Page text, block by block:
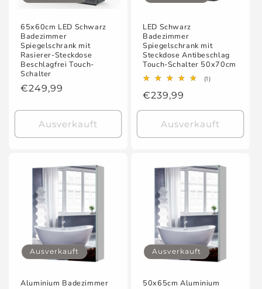
65x60cm LED Schwarz
Badezimmer
Spiegelschrank mit
Rasierer-Steckdose
Beschlagfrei Touch-
Schalter
Normaler
€249,99
Ausverkauft
LED Schwarz
Badezimmer
Spiegelschrank mit
Steckdose Antibeschlag
Touch-Schalter 50x70cm
(1)1
Normaler
Preis
€239,99
Ausverkauft
Ausverkauft
Aluminium Badezimmer
Ausverkauft
50x65cm Aluminium